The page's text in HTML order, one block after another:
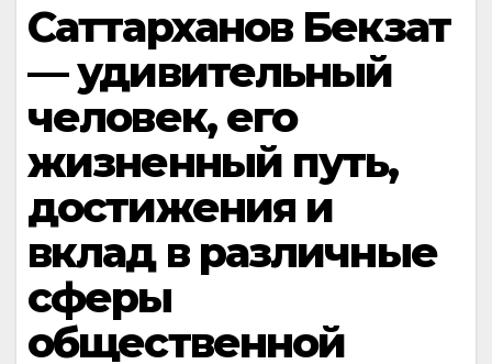
Саттарханов Бекзат
— удивительный
человек, его
жизненный путь,
достижения и
вклад в различные
сферы
общественной